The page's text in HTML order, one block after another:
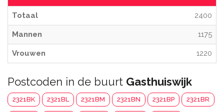
Totaal 2400
Mannen 1175
Vrouwen 1220
Postcoden in de buurt Gasthuiswijk
2321BK 2321BL 2321BM 2321BN 2321BP 2321BR